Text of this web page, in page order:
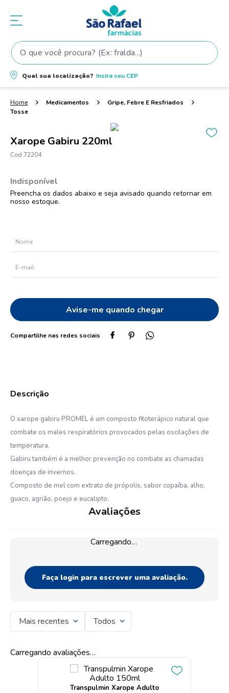
O que você procura? (Ex: fralda...)
Qual sua localização? Insira seu CEP
Medicamentos
Gripe, Febre E Resfriados
Tosse
Xarope Gabiru 220ml
72204
O xarope gabiru PROMEL é um composto fitoterápico natural que
combate os males respiratórios provocados pelas oscilações de
temperatura.
Gabiru também é a melhor prevenção no combate as chamadas
doenças de invernos.
Composto de mel com extrato de própolis, sabor copaíba, alho,
guaco, agrião, poejo e eucalipto.
Avaliações
Carregando…
Faça login para escrever uma avaliação.
Mais recentes Todos
Carregando avaliações…
Transpulmin Xarope Adulto
Termos mais buscados
1º fralda
shampoo
3º
5º oleo
8º elseve
10º